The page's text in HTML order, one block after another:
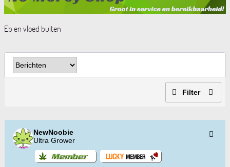
Eb en vloed buiten
Filter
NewNoobie
Ultra Grower